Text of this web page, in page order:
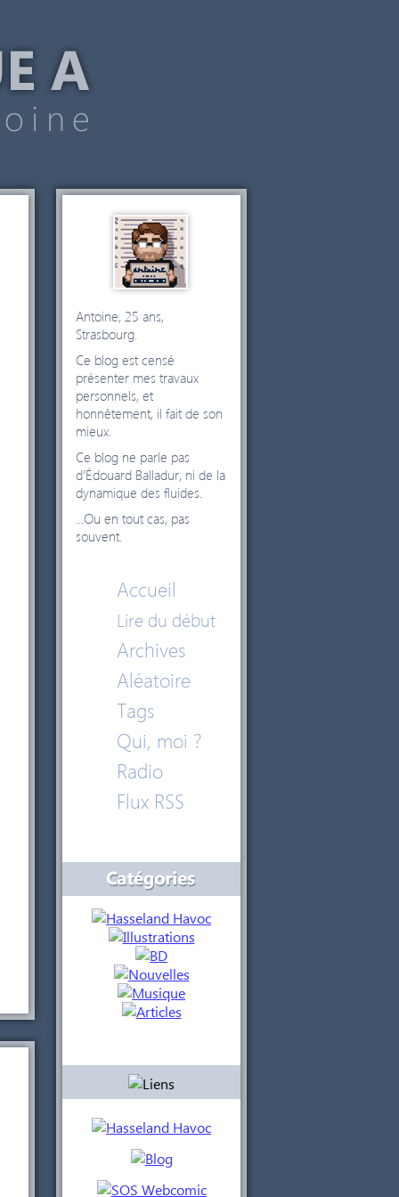
Antoine, 25 ans,
Strasbourg.
Ce blog est censé
présenter mes travaux
personnels, et
honnêtement, il fait de son
mieux.
Ce blog ne parle pas
d’Édouard Balladur, ni de la
dynamique des fluides.
...Ou en tout cas, pas
souvent.
Accueil
Lire du début
Archives
Aléatoire
Tags
Qui, moi ?
Radio
Flux RSS